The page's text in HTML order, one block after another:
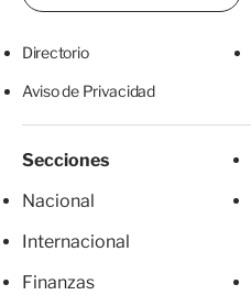
Directorio
Aviso de Privacidad
Secciones
Nacional
Internacional
Finanzas